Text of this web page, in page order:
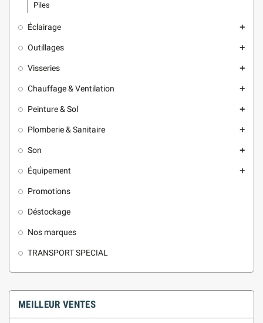
Piles
Éclairage add
Outillages add
Visseries add
Chauffage & Ventilation add
Peinture & Sol add
Plomberie & Sanitaire add
Son add
Équipement add
Promotions
Déstockage
Nos marques
TRANSPORT SPECIAL
MEILLEUR VENTES